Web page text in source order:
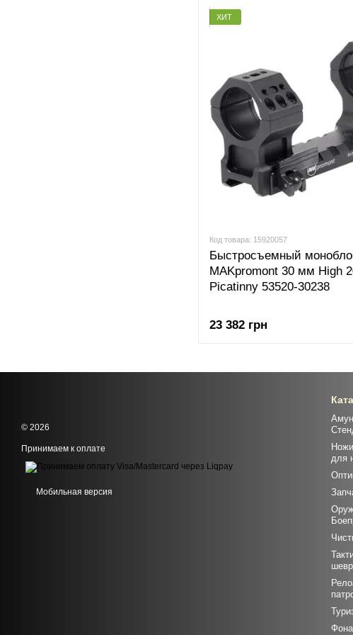
ХИТ
Код товара: 15920057
Быстросъемный
MAKpromont 30 мм High
Picatinny 53520-30238
23 382 грн
© 2026
Принимаем к оплате
Мобильная версия
для